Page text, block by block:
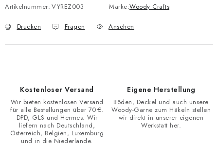
Artikelnummer: VYREZ003 Marke:Woody Crafts
Drucken Fragen Ansehen
Kostenloser Versand
Wir bieten kostenlosen Versand
für alle Bestellungen über 70 €.
DPD, GLS und Hermes. Wir
liefern nach Deutschland,
Österreich, Belgien, Luxemburg
und in die Niederlande.
Eigene Herstellung
Böden, Deckel und auch unsere
Woody-Garne zum Häkeln stellen
wir direkt in unserer eigenen
Werkstatt her.